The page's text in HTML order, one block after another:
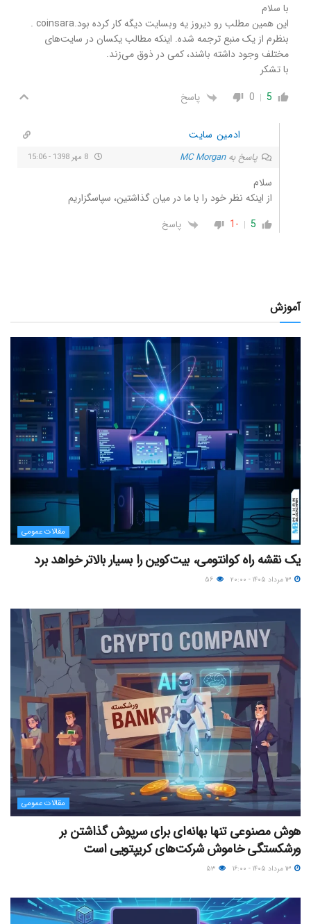
با سلام
این همین مطلب رو دیروز یه وبسایت دیگه کار کرده بود.coinsara .
بنظرم از یک منبع ترجمه شده. اینکه مطالب یکسان در سایت‌های
مختلف وجود داشته باشند، کمی در ذوق می‌زند.
با تشکر
5
0 پاسخ
ادمین سایت
پاسخ بهMC Morgan
سلام
از اینکه نظر خود را با ما در میان گذاشتین، سپاسگزاریم
5
-1 پاسخ
آموزش
مقالات عمومی
یک نقشه راه کوانتومی، بیت‌کوین را بسیار بالاتر خواهد برد
مقالات عمومی
هوش مصنوعی تنها بهانه‌ای برای سرپوش گذاشتن بر
ورشکستگی خاموش شرکت‌های کریپتویی است